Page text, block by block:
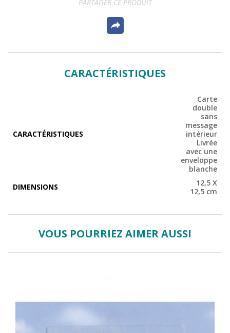
PARTAGER CE PRODUIT
CARACTÉRISTIQUES
CARACTÉRISTIQUES
Carte
double
sans
message
intérieur
Livrée
avec une
enveloppe
blanche
DIMENSIONS
12,5 X
12,5 cm
VOUS POURRIEZ AIMER AUSSI